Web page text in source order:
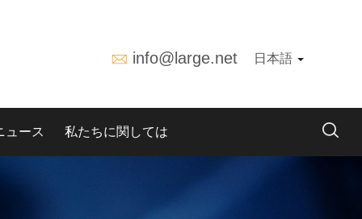
info@large.net 日本語
ュース 私たちに関しては